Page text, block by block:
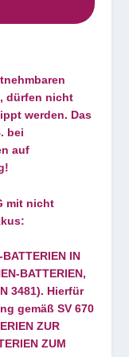
dürfen nicht
werden. Das
bei
auf
mit nicht
IN
BATTERIEN,
3481). Hierfür
gemäß SV 670
ZUR
ZUM